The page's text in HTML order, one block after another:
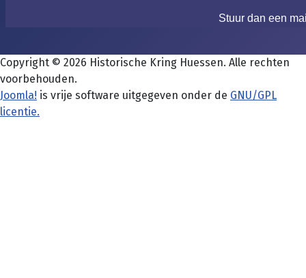
Stuur dan een
Copyright © 2026 Historische Kring Huessen. Alle rechten
voorbehouden.
Joomla! is vrije software uitgegeven onder de GNU/GPL
licentie.